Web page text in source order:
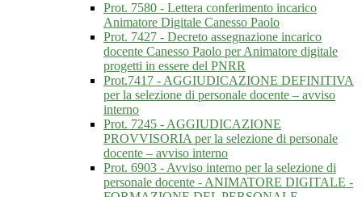
Prot. 7580 - Lettera conferimento incarico
Animatore Digitale Canesso Paolo
Prot. 7427 - Decreto assegnazione incarico
docente Canesso Paolo per Animatore digitale
progetti in essere del PNRR
Prot.7417 - AGGIUDICAZIONE DEFINITIVA
per la selezione di personale docente – avviso
interno
Prot. 7245 - AGGIUDICAZIONE
PROVVISORIA per la selezione di personale
docente – avviso interno
Prot. 6903 - Avviso interno per la selezione di
personale docente - ANIMATORE DIGITALE -